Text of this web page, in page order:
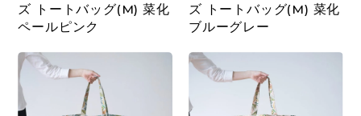
ズ トートバッグ(M) 菜化
ペールピンク
ズ トートバッグ(M) 菜化
ブルーグレー